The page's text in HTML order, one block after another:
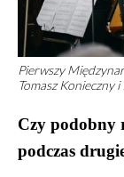
Pierwszy
Tomasz Konieczny
Czy podobny
podczas